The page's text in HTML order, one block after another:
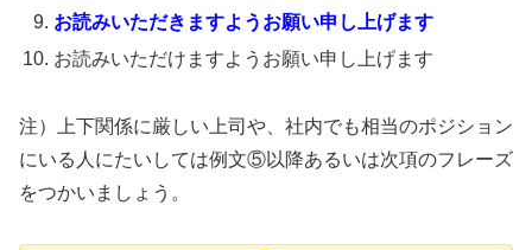
お読みいただきますようお願い申し上げます
お読みいただけますようお願い申し上げます
注）上下関係に厳しい上司や、社内でも相当のポジション
にいる人にたいしては例文⑤以降あるいは次項のフレーズ
をつかいましょう。